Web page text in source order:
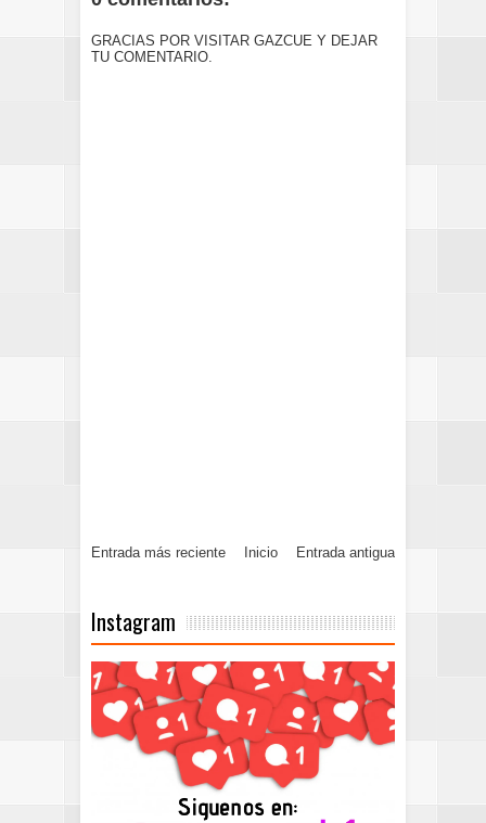
GRACIAS POR VISITAR GAZCUE Y DEJAR
TU COMENTARIO.
Entrada más reciente Entrada antigua
Inicio
Instagram